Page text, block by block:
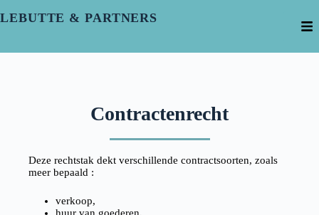
LEBUTTE & PARTNERS
Contractenrecht
Deze rechtstak dekt verschillende contractsoorten, zoals
meer bepaald :
verkoop,
huur van goederen,